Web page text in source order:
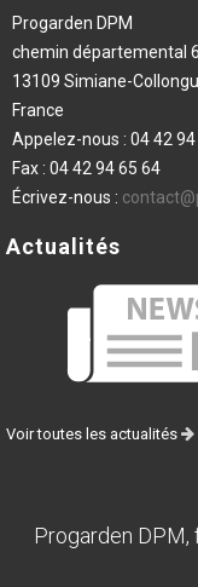
Progarden DPM
chemin départemental 6
13109 Simiane-
France
Appelez-nous : 04 42
Fax : 04 42 94 65 64
Écrivez-nous :
Actualités
Voir toutes les actualités
Progarden